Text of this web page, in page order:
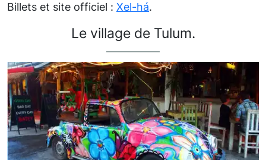
Billets et site officiel : Xel-há.
Le village de Tulum.